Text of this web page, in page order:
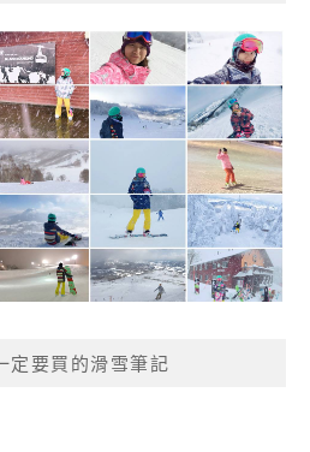
定要買的滑雪筆記